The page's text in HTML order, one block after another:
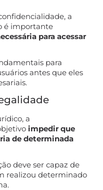
a
é importante
para acessar
para
antes que eles
a
impedir que
de determinada
deve ser capaz de
realizou determinado